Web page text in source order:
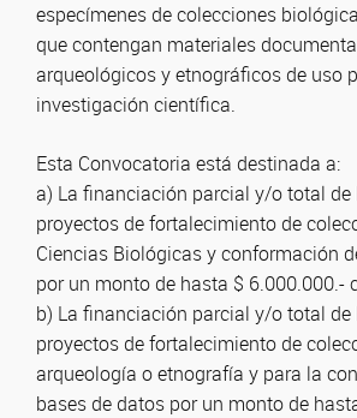
especímenes de colecciones
que contengan materiales
arqueológicos y etnográficos de uso
investigación científica.
Esta Convocatoria está destinada a:
a) La financiación parcial y/o total de
proyectos de fortalecimiento de
Ciencias Biológicas y conformación
por un monto de hasta $ 6.000.000.-
b) La financiación parcial y/o total de
proyectos de fortalecimiento de
arqueología o etnografía y para la
bases de datos por un monto de